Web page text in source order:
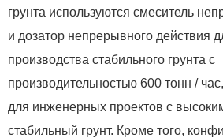
грунта используются смеситель
и дозатор непрерывного действия
производства стабильного грунта с
производительностью 600 тонн /
для инженерных проектов с
стабильный грунт. Кроме того,